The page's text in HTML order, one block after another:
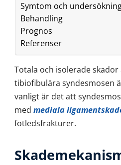
Symtom och
Behandling
Prognos
Referenser
Totala och isolerade skador
tibiofibulära syndesmosen
vanligt är det att
medmediala
fotledsfrakturer.